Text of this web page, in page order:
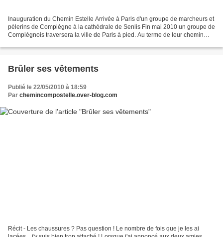
Inauguration du Chemin Estelle Arrivée à Paris d'un groupe de marcheurs et
pèlerins de Compiègne à la cathédrale de Senlis Fin mai 2010 un groupe de
Compiégnois traversera la ville de Paris à pied. Au terme de leur chemin
Brûler ses vêtements
Publié le 22/05/2010 à 18:59
Par chemincompostelle.over-blog.com
Récit - Les chaussures ? Pas question ! Le nombre de fois que je les ai